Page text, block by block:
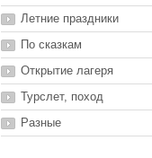
Летние праздники
По сказкам
Открытие лагеря
Турслет, поход
Разные